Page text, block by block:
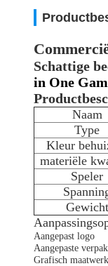
Schattige
in One
Naam
Type
Kleur
materiële
Speler
Gewicht
Aangepast logo
Aangepaste
Grafisch maatwerk